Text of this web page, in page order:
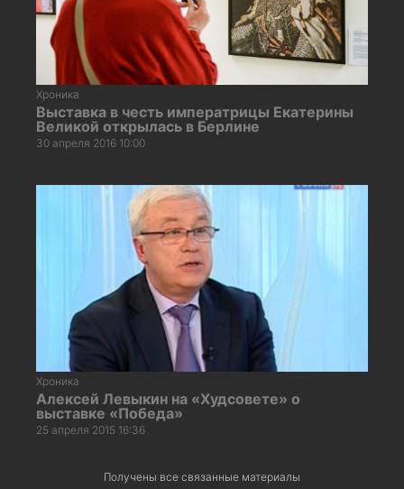
Хроника
Выставка в честь императрицы Екатерины
Великой открылась в Берлине
30 апреля 2016 10:00
Хроника
Алексей Левыкин на «Худсовете» о
выставке «Победа»
25 апреля 2015 16:36
Получены все связанные материалы